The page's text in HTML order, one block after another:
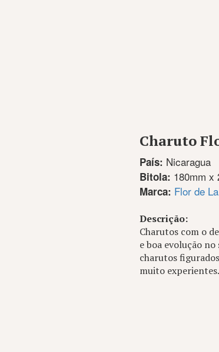
Charuto
País: Nicaragua
Bitola: 180mm x
Marca: Flor de
Descrição:
Charutos com o
e boa evolução
charutos
muito experientes.